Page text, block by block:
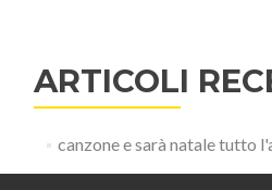
ARTICOLI
canzone e sarà natale tutto